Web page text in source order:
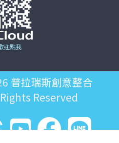
迎點我
普拉瑞斯創意整合
Reserved